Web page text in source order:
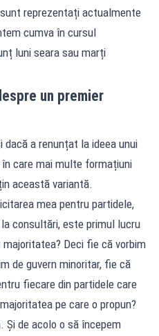
reprezentați actualmente
cumva în cursul
luni seara sau marți
un premier
a renunțat la ideea unui
care mai multe formațiuni
această variantă.
mea pentru partidele,
consultări, este primul lucru
Deci fie că vorbim
de guvern minoritar, fie că
fiecare din partidele care
pe care o propun?
de acolo o să începem